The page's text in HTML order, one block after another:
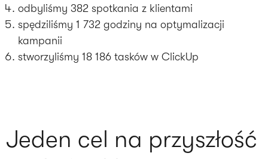
odbyliśmy 382 spotkania z klientami
spędziliśmy 1 732 godziny na optymalizacji
kampanii
stworzyliśmy 18 186 tasków w ClickUp
Jeden cel na przyszłość